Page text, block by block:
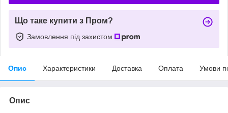
Що таке купити з Пром?
Замовлення під захистом
Опис Характеристики Доставка Оплата Умови
Опис